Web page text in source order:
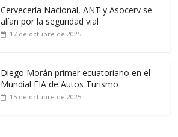
Cervecería Nacional, ANT y Asocerv se
alían por la seguridad vial
17 de octubre de 2025
Diego Morán primer ecuatoriano en el
Mundial FIA de Autos Turismo
15 de octubre de 2025